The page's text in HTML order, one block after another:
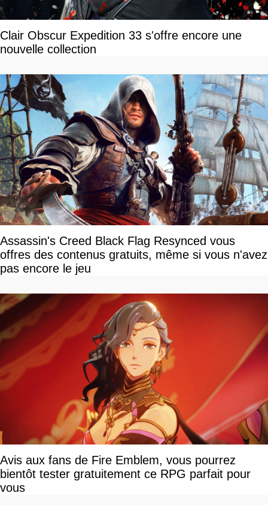
Clair Obscur Expedition 33 s'offre encore une
nouvelle collection
Assassin's Creed Black Flag Resynced vous
offres des contenus gratuits, même si vous n'avez
pas encore le jeu
Avis aux fans de Fire Emblem, vous pourrez
bientôt tester gratuitement ce RPG parfait pour
vous